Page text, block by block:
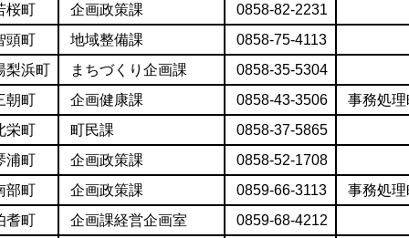
桜町
企画政策課
0858-82-2231
頭町
地域整備課
0858-75-4113
梨浜町
まちづくり企画課
0858-35-5304
朝町
企画健康課 0858-43-3506
事務処理
栄町
町民課
0858-37-5865
浦町
企画政策課
0858-52-1708
部町
企画政策課 0859-66-3113
事務処理
耆町
企画課経営企画室
0859-68-4212